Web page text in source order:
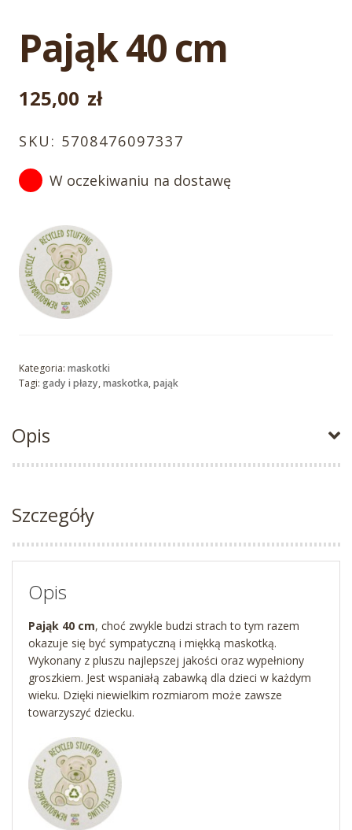
Pająk 40 cm
125,00 zł
SKU: 5708476097337
W oczekiwaniu na dostawę
Kategoria: maskotki
Tagi: gady i płazy,maskotka,pająk
Opis
Szczegóły
Opis
Pająk 40 cm, choć zwykle budzi strach to tym razem
okazuje się być sympatyczną i miękką maskotką.
Wykonany z pluszu najlepszej jakości oraz wypełniony
groszkiem. Jest wspaniałą zabawką dla dzieci w każdym
wieku. Dzięki niewielkim rozmiarom może zawsze
towarzyszyć dziecku.